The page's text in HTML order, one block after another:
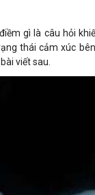
gì là câu hỏi
thái cảm xúc
viết sau.